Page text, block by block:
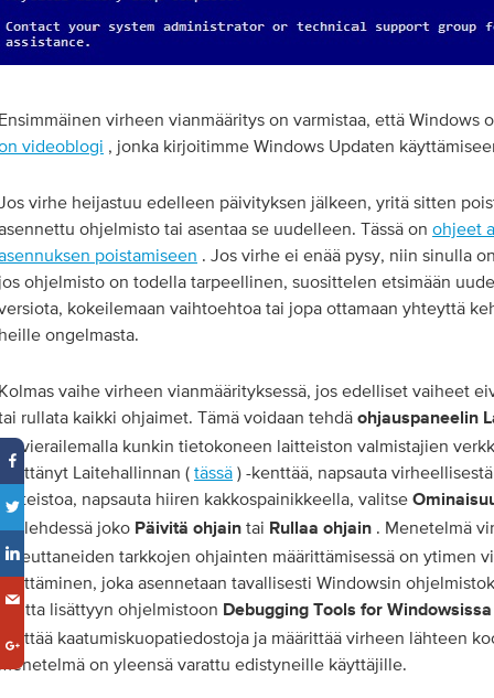
virheen vianmääritys on varmistaa, että Windows
videoblogi , jonka kirjoitimme Windows Updaten
virhe heijastuu edelleen päivityksen jälkeen, yritä sitten
ohjelmisto tai asentaa se uudelleen. Tässä on ohjeet
poistamiseen . Jos virhe ei enää pysy, niin sinulla
ohjelmisto on todella tarpeellinen, suosittelen etsimään
kokeilemaan vaihtoehtoa tai jopa ottamaan yhteyttä
ongelmasta.
vaihe virheen vianmäärityksessä, jos edelliset vaiheet
rullata kaikki ohjaimet. Tämä voidaan tehdä ohjauspaneelin
vierailemalla kunkin tietokoneen laitteiston valmistajien
Laitehallinnan ( tässä ) -kenttää, napsauta
napsauta hiiren kakkospainikkeella, valitse
joko Päivitä ohjain tai Rullaa ohjain . Menetelmä
tarkkojen ohjainten määrittämisessä on ytimen
joka asennetaan tavallisesti Windowsin
lisättyyn ohjelmistoon Debugging Tools for Windowsissa
kaatumiskuopatiedostoja ja määrittää virheen lähteen
on yleensä varattu edistyneille käyttäjille.